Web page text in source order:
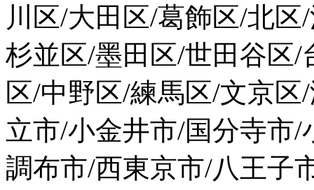
川区/大田区/葛飾区/北
杉並区/墨田区/世田谷区
区/中野区/練馬区/文京
立市/小金井市/国分寺市
調布市/西東京市/八王子